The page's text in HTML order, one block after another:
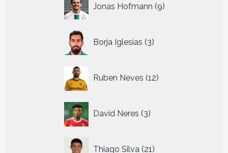
Jonas Hofmann 9
producten
Borja Iglesias 3
producten
Ruben Neves 12
producten
David Neres 3
producten
Thiago Silva 21